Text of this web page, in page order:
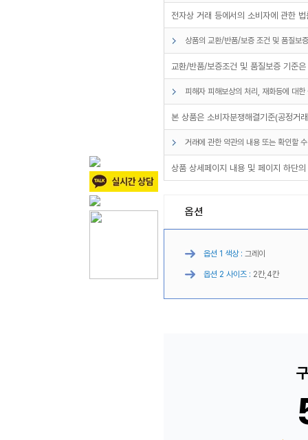
전자상 거래 등에서의 소비자에 관한
상품의 교환/반품/보증 조건 및 품질보
교환/반품/보증조건 및 품질보증 기준
피해자 피해보상의 처리, 재화등에 대
본 상품은 소비자분쟁해결기준(공정거
거래에 관한 약관의 내용 또는 확인할
상품 상세페이지 내용 및 페이지 하단
옵션
옵션 1 색상 : 그레이
옵션 2 사이즈 : 2칸,4칸